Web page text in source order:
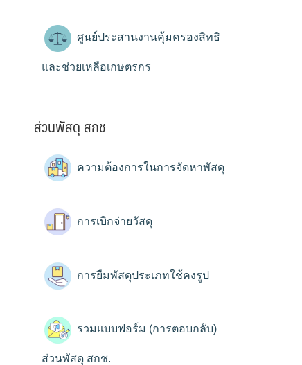
ศูนย์ประสานงานคุ้มครองสิทธิ
และช่วยเหลือเกษตรกร
ส่วนพัสดุ สกช
ความต้องการในการจัดหาพัสดุ
การเบิกจ่ายวัสดุ
การยืมพัสดุประเภทใช้คงรูป
รวมแบบฟอร์ม (การตอบกลับ)
ส่วนพัสดุ สกช.